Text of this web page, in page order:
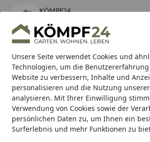
Unsere Seite verwendet Cookies und
Technologien, um die
Website zu verbessern, Inhalte und
personalisieren und die Nutzung
analysieren. Mit Ihrer Einwilligung
Verwendung von Cookies sowie der
persönlichen Daten zu, um Ihnen ein
Surferlebnis und mehr Funktionen zu
KÖMPF24
kostenlos - Im App Store
Alle Produkte
Mein Konto
Suchen
Karibu Pools inkl. gratis
Starterset (Gesamtwert bis